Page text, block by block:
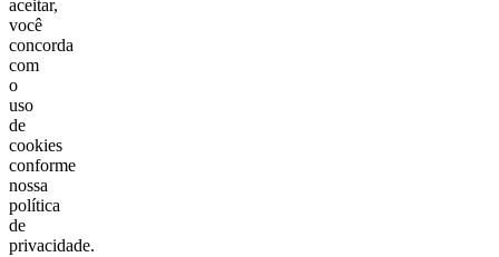
aceitar,
você
concorda
com
o
uso
de
cookies
conforme
nossa
política
de
privacidade.